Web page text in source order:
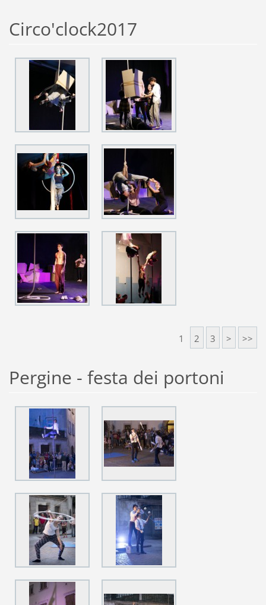
Circo'clock2017
1 2 3 > >>
Pergine - festa dei portoni